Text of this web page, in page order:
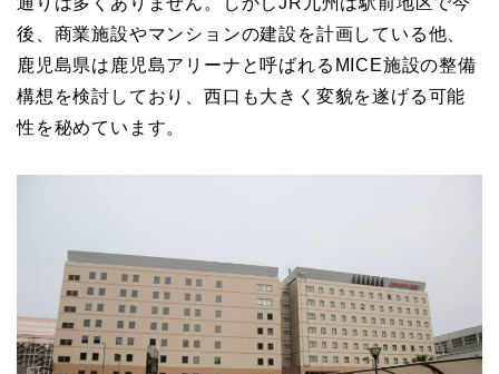
後、商業施設やマンションの建設を計画している他、
鹿児島県は鹿児島アリーナと呼ばれるMICE施設の整備
構想を検討しており、西口も大きく変貌を遂げる可能
性を秘めています。